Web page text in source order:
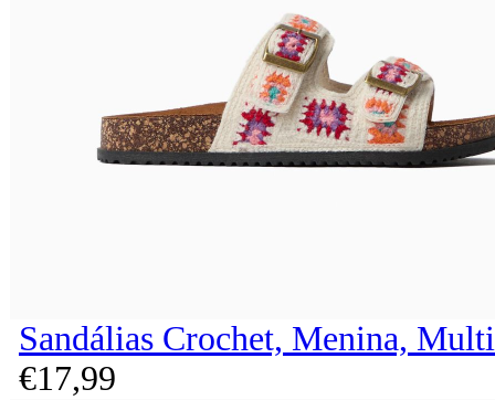
Sandálias Crochet, Menina,
€17,99